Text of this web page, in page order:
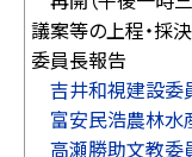
議案等の上程・採決
委員長報告
吉井和視建設委
富安民浩農林水
高瀬勝助文教委